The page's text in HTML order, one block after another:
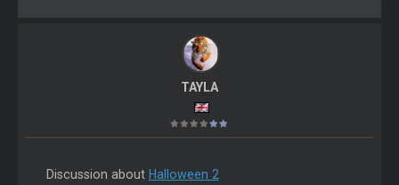
TAYLA
Discussion about Halloween 2